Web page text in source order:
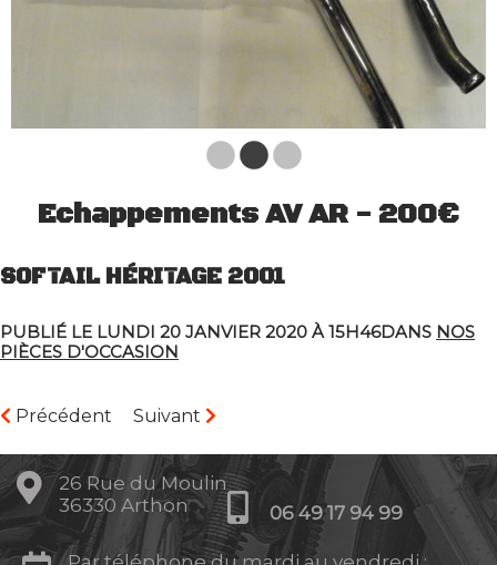
Echappements AV AR - 200€
SOFTAIL HÉRITAGE 2001
PUBLIÉ LE LUNDI 20 JANVIER 2020 À 15H46DANS NOS
PIÈCES D'OCCASION
Précédent Suivant
26 Rue du Moulin
36330 Arthon
06 49 17 94 99